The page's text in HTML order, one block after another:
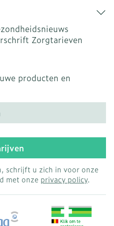
Zorgtarieven
producten en
schrijft u zich in voor onze
met onze privacy policy.